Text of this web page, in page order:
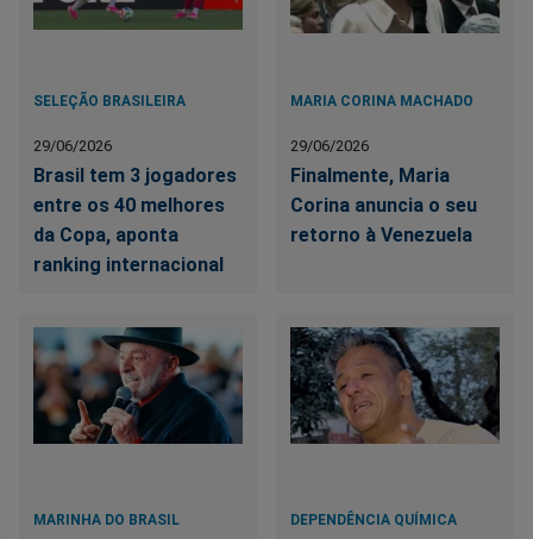
SELEÇÃO BRASILEIRA
29/06/2026
Brasil tem 3 jogadores
entre os 40 melhores
da Copa, aponta
ranking internacional
MARIA CORINA MACHADO
29/06/2026
Finalmente, Maria
Corina anuncia o seu
retorno à Venezuela
MARINHA DO BRASIL DEPENDÊNCIA QUÍMICA